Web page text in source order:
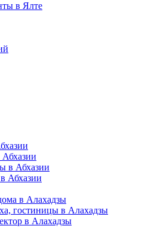
в Ялте
Абхазии
в Абхазии
Абхазии
в Алахадзы
гостиницы в Алахадзы
в Алахадзы